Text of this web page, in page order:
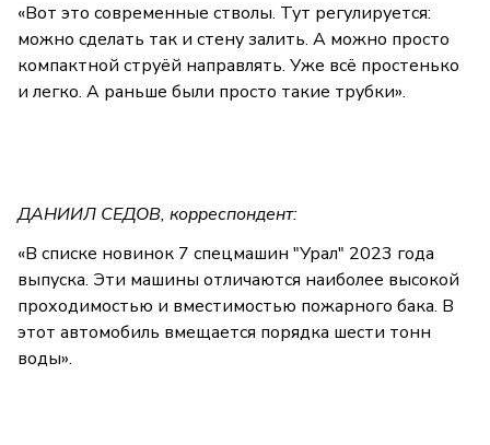
«Вот это современные стволы. Тут регулируется:
можно сделать так и стену залить. А можно просто
компактной струёй направлять. Уже всё простенько
и легко. А раньше были просто такие трубки».
ДАНИИЛ СЕДОВ, корреспондент:
«В списке новинок 7 спецмашин "Урал" 2023 года
выпуска. Эти машины отличаются наиболее высокой
проходимостью и вместимостью пожарного бака. В
этот автомобиль вмещается порядка шести тонн
воды».